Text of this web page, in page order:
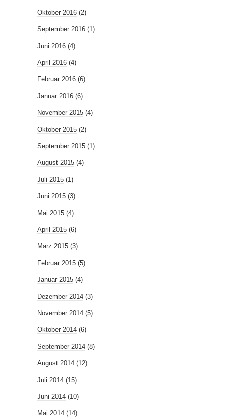
Oktober 2016 (2)
September 2016 (1)
Juni 2016 (4)
April 2016 (4)
Februar 2016 (6)
Januar 2016 (6)
November 2015 (4)
Oktober 2015 (2)
September 2015 (1)
August 2015 (4)
Juli 2015 (1)
Juni 2015 (3)
Mai 2015 (4)
April 2015 (6)
März 2015 (3)
Februar 2015 (5)
Januar 2015 (4)
Dezember 2014 (3)
November 2014 (5)
Oktober 2014 (6)
September 2014 (8)
August 2014 (12)
Juli 2014 (15)
Juni 2014 (10)
Mai 2014 (14)